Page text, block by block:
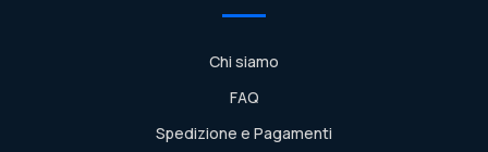
Chi siamo
FAQ
Spedizione e Pagamenti